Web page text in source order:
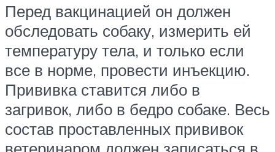
Перед вакцинацией он должен
обследовать собаку, измерить ей
температуру тела, и только если
все в норме, провести инъекцию.
Прививка ставится либо в
загривок, либо в бедро собаке. Весь
состав проставленных прививок